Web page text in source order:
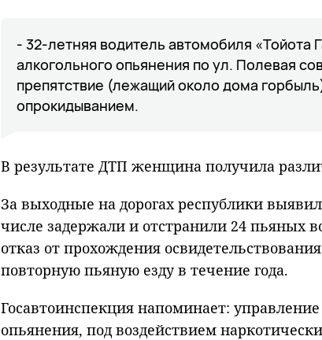
- 32-летняя водитель автомобиля «Тойота
алкогольного опьянения по ул. Полевая
препятствие (лежащий около дома
опрокидыванием.
В результате ДТП женщина получила
За выходные на дорогах республики
числе задержали и отстранили 24 пьяных
отказ от прохождения
повторную пьяную езду в течение года.
Госавтоинспекция напоминает: управление
опьянения, под воздействием